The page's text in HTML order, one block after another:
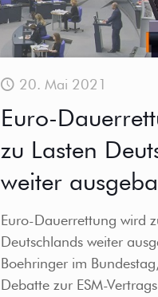
20. Mai 2021
Euro-
zu Lasten
weiter
Euro-Dauerrettung wird
Deutschlands weiter
Boehringer im
Debatte zur ESM-